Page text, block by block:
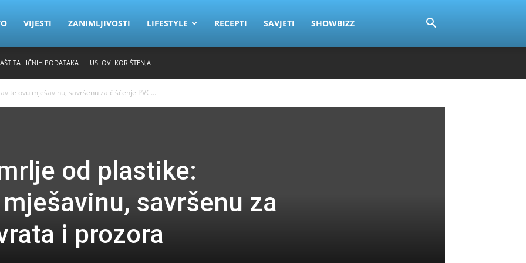
VIJESTI ZANIMLJIVOSTI LIFESTYLE RECEPTI SAVJETI SHOWBIZZ
LIČNIH PODATAKA USLOVI KORIŠTENJA
ovu mješavinu, savršenu za čišćenje PVC...
od plastike:
savršenu za
i prozora